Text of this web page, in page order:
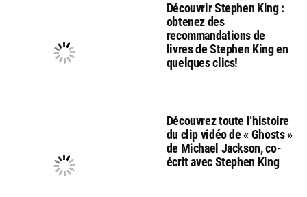
Découvrir Stephen King :
obtenez des
recommandations de
livres de Stephen King en
quelques clics!
Découvrez toute l’histoire
du clip vidéo de « Ghosts »
de Michael Jackson, co-
écrit avec Stephen King